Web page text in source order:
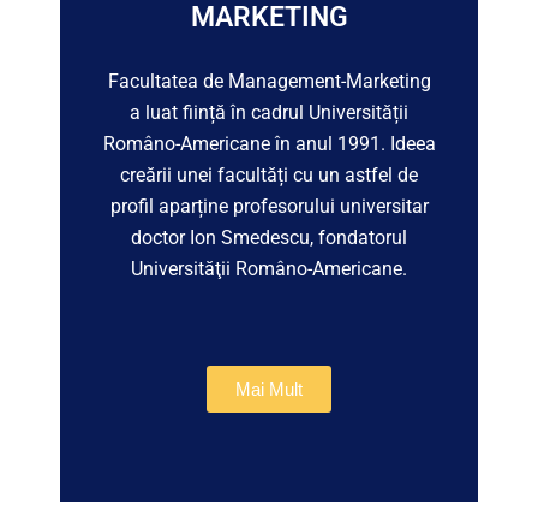
MARKETING
Facultatea de Management-Marketing
a luat ființă în cadrul Universității
Româno-Americane în anul 1991. Ideea
creării unei facultăți cu un astfel de
profil aparține profesorului universitar
doctor Ion Smedescu, fondatorul
Universităţii Româno-Americane.
Mai Mult